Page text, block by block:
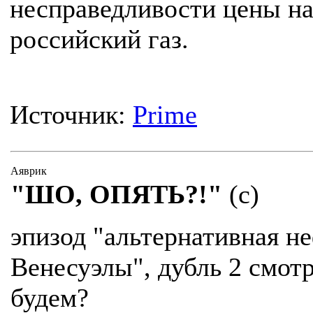
несправедливости цены на
российский газ.
Источник: Prime
Аяврик
"ШО, ОПЯТЬ?!" (с)
эпизод "альтернативная
Венесуэлы", дубль 2
будем?